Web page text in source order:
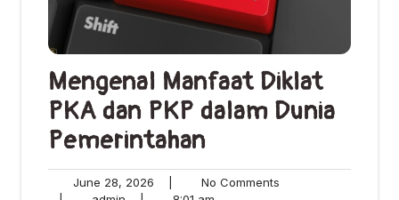
Mengenal Manfaat Diklat
PKA dan PKP dalam Dunia
Pemerintahan
June 28, 2026 No Comments